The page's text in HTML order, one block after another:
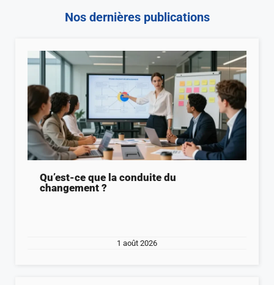
Nos dernières publications
Qu’est-ce que la conduite du
changement ?
1 août 2026